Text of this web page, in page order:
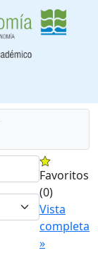
Favoritos
(0)
Vista
completa
»